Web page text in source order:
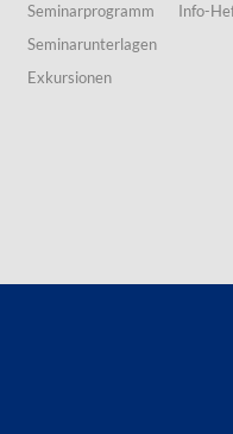
Seminarprogramm
Seminarunterlagen
Exkursionen
Info-